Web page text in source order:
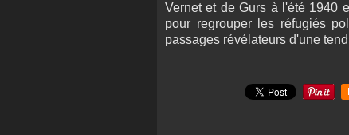
Vernet et de Gurs à l'été 1940
pour regrouper les réfugiés
passages révélateurs d'une